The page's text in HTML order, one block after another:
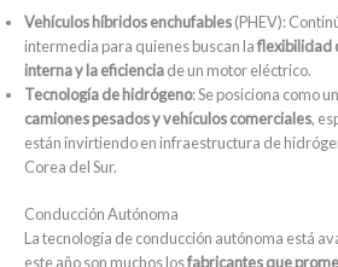
Vehículos híbridos enchufables(PHEV):
intermedia para quienes buscan laflexibilidad
interna y la eficienciade un motor eléctrico.
Tecnología de hidrógeno: Se posiciona como
camiones pesados y vehículos comerciales,
están invirtiendo en infraestructura de
Corea del Sur.
Conducción Autónoma
La tecnología de conducción autónoma está
este año son muchos losfabricantes que